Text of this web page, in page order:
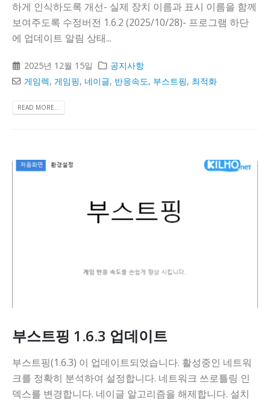
하게 인식하도록 개선- 실제 장치 이름과 표시 이름을 함께
보여주도록 수정버전 1.6.2 (2025/10/28)- 프로그램 하단
에 업데이트 알림 상태...
2025년 12월 15일
공지사항
게임렉,게임핑, 네이글, 반응속도, 부스트핑, 최적화
READ MORE...
부스트핑 1.6.3 업데이트
부스트핑(1.6.3) 이 업데이트되었습니다. 활성중인 네트워
크를 정확히 분석하여 설정합니다. 네트워크 쓰로틀링 인
덱스를 변경합니다. 네이글 알고리즘을 해제합니다. 설치